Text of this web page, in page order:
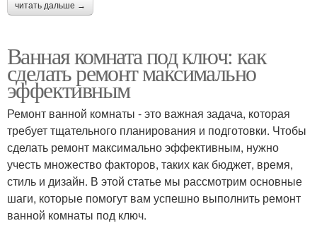
читать дальше →
Ванная комната под ключ: как
сделать ремонт максимально
эффективным
Ремонт ванной комнаты - это важная задача, которая
требует тщательного планирования и подготовки. Чтобы
сделать ремонт максимально эффективным, нужно
учесть множество факторов, таких как бюджет, время,
стиль и дизайн. В этой статье мы рассмотрим основные
шаги, которые помогут вам успешно выполнить ремонт
ванной комнаты под ключ.